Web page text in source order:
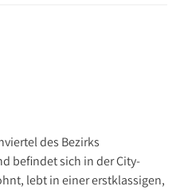
des Bezirks
befindet sich in der City-
lebt in einer erstklassigen,